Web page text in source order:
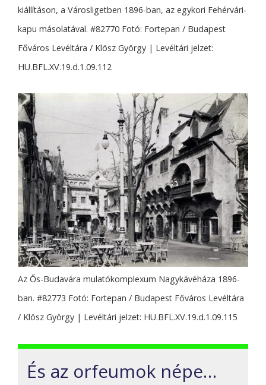
kiállításon, a Városligetben 1896-ban, az egykori Fehérvári-
kapu másolatával. #82770 Fotó: Fortepan / Budapest
Főváros Levéltára / Klösz György | Levéltári jelzet:
HU.BFL.XV.19.d.1.09.112
Az Ős-Budavára mulatókomplexum Nagykávéháza 1896-
ban. #82773 Fotó: Fortepan / Budapest Főváros Levéltára
/ Klösz György | Levéltári jelzet: HU.BFL.XV.19.d.1.09.115
És az orfeumok népe…